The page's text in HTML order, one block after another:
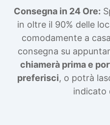
Consegna in 24 Ore:
in oltre il 90% delle
comodamente a
consegna su
chiamerà prima e
preferisci, o potrà
indicato